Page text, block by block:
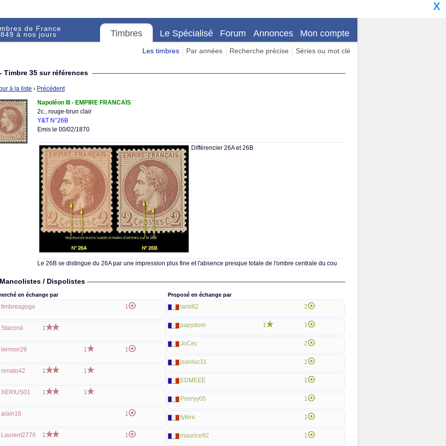
X
de France
à nos jours Timbres Le Spécialisé Forum Annonces Mon compte
Les timbres Par années Recherche précise Séries ou mot clé
- Timbre 35 sur références
à la liste › Précédent
Napoléon III - EMPIRE FRANCAIS
2c., rouge-brun clair
Y&T N°26B
Emis le 00/02/1870
Différencier 26A et 26B
Le 26B se distingue du 26A par une impression plus fine et l'absence presque totale de l'ombre centrale du cou
Mancolistes / Dispolistes
en échange par
timbreagogo 1
Starciné 1
liermor29 1 1
renato42 1 1
XERIUS01 1 1
alain16 1
Laurent2776 1 1
Proposé en échange par
lami82 2
papydom 1 1
JoCec 2
jeanluc11 1
EDMEEE 1
Pierryy05 1
fyfere 1
maurice92 1